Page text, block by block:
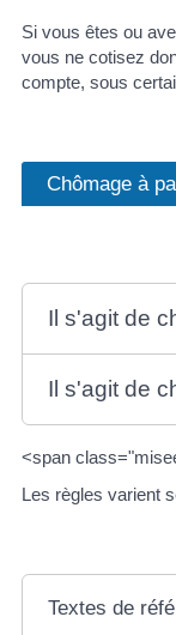
Si vous êtes ou
vous ne cotisez
compte, sous
Chômage à
Il s'agit de
Il s'agit de
<span
Les règles varient
Textes de